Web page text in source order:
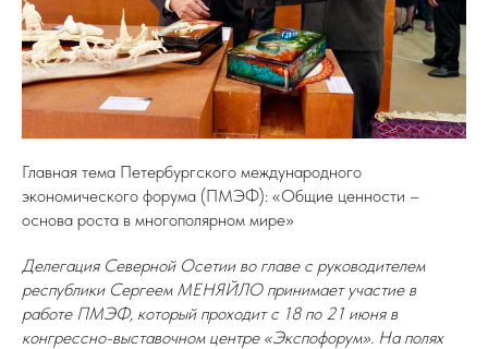
Главная тема Петербургского международного
экономического форума (ПМЭФ): «Общие ценности –
основа роста в многополярном мире»
Делегация Северной Осетии во главе с руководителем
республики Сергеем МЕНЯЙЛО принимает участие в
работе ПМЭФ, который проходит с 18 по 21 июня в
конгрессно-выставочном центре «Экспофорум». На полях